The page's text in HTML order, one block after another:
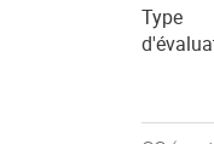
Type